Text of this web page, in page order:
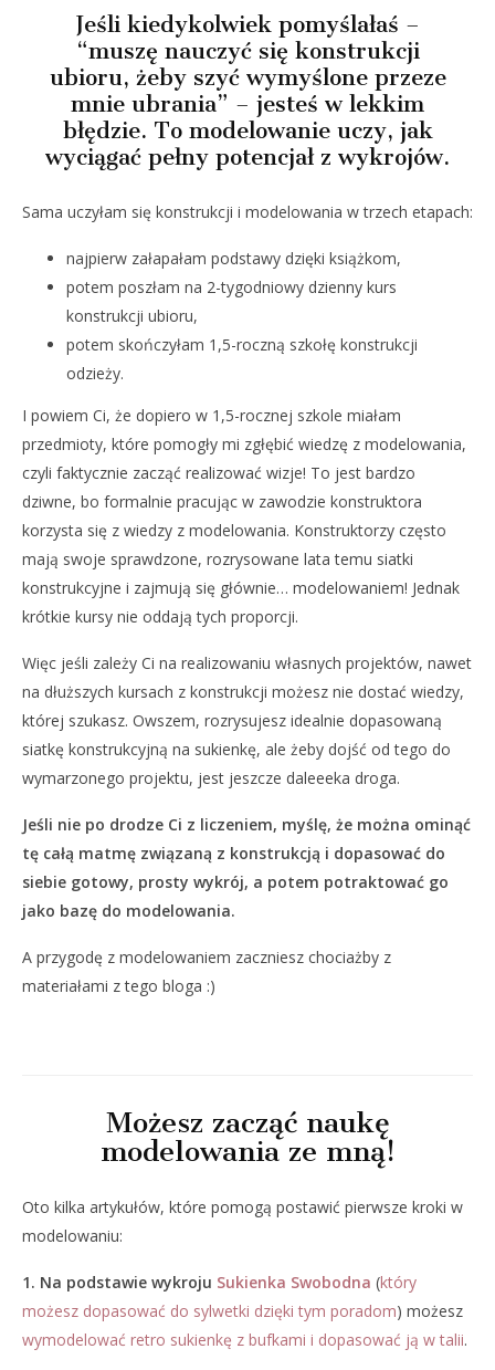
Jeśli kiedykolwiek pomyślałaś –
“muszę nauczyć się konstrukcji
ubioru, żeby szyć wymyślone przeze
mnie ubrania” – jesteś w lekkim
błędzie. To modelowanie uczy, jak
wyciągać pełny potencjał z wykrojów.
Sama uczyłam się konstrukcji i modelowania w trzech etapach:
najpierw załapałam podstawy dzięki książkom,
potem poszłam na 2-tygodniowy dzienny kurs
konstrukcji ubioru,
potem skończyłam 1,5-roczną szkołę konstrukcji
odzieży.
I powiem Ci, że dopiero w 1,5-rocznej szkole miałam
przedmioty, które pomogły mi zgłębić wiedzę z modelowania,
czyli faktycznie zacząć realizować wizje! To jest bardzo
dziwne, bo formalnie pracując w zawodzie konstruktora
korzysta się z wiedzy z modelowania. Konstruktorzy często
mają swoje sprawdzone, rozrysowane lata temu siatki
konstrukcyjne i zajmują się głównie… modelowaniem! Jednak
krótkie kursy nie oddają tych proporcji.
Więc jeśli zależy Ci na realizowaniu własnych projektów, nawet
na dłuższych kursach z konstrukcji możesz nie dostać wiedzy,
której szukasz. Owszem, rozrysujesz idealnie dopasowaną
siatkę konstrukcyjną na sukienkę, ale żeby dojść od tego do
wymarzonego projektu, jest jeszcze daleeeka droga.
Jeśli nie po drodze Ci z liczeniem, myślę, że można ominąć
tę całą matmę związaną z konstrukcją i dopasować do
siebie gotowy, prosty wykrój, a potem potraktować go
jako bazę do modelowania.
A przygodę z modelowaniem zaczniesz chociażby z
materiałami z tego bloga :)
Możesz zacząć naukę
modelowania ze mną!
Oto kilka artykułów, które pomogą postawić pierwsze kroki w
modelowaniu:
1. Na podstawie wykroju Sukienka Swobodna (który
możesz dopasować do sylwetki dzięki tym poradom) możesz
wymodelować retro sukienkę z bufkami i dopasować ją w talii.